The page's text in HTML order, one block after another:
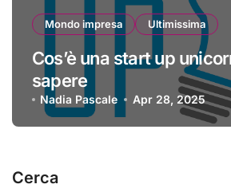
Mondo impresa Ultimissima
Cos’è una start up
sapere
Nadia Pascale Apr 28, 2025
Cerca